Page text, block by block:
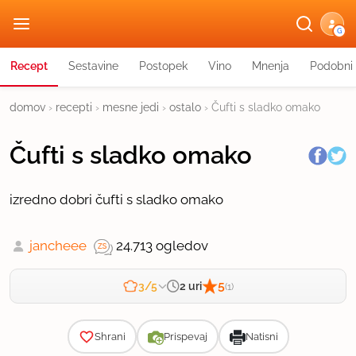
G
Recept Sestavine Postopek Vino Mnenja
domov › recepti › mesne jedi › ostalo › Čufti s sladko omako
Čufti s sladko omako
izredno dobri čufti s sladko omako
jancheee 24.713 ogledov
3/5 2 uri 5(1)
Shrani Prispevaj Natisni